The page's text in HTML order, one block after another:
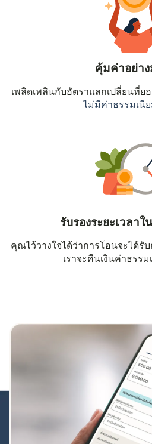
คุ้มค่าอย่า
เพลิดเพลินกับอัตราแลกเปลี่ยนที่ย
ไม่มีค่าธรรมเนี
รับรองระยะเวลา
คุณไว้วางใจได้ว่าการโอนจะได้รั
เราจะคืนเงินค่าธรร